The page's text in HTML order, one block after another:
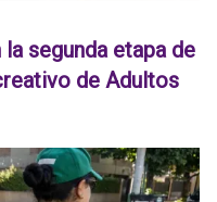
segunda etapa de
de Adultos